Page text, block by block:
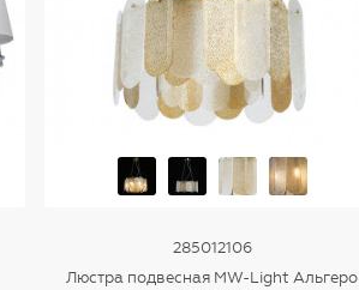
285012106
Люстра подвесная MW-Light Альгеро